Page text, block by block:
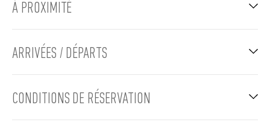
À PROXIMITÉ
ARRIVÉES / DÉPARTS
CONDITIONS DE RÉSERVATION